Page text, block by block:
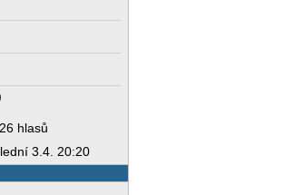
hlasů
3.4. 20:20